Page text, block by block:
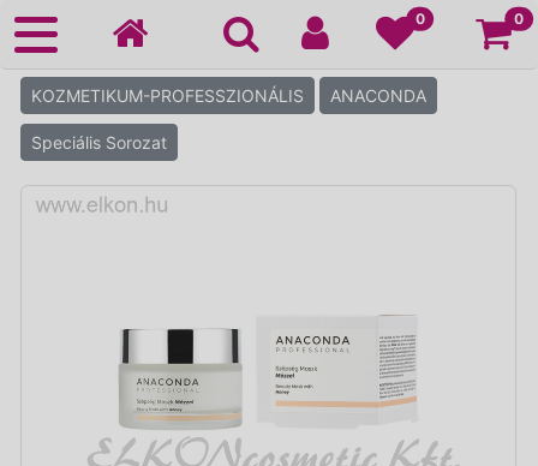
0 0
KOZMETIKUM-PROFESSZIONÁLIS ANACONDA
Speciális Sorozat